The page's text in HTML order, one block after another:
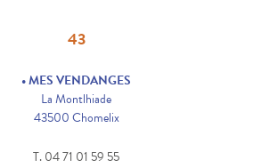
43
• MES VENDANGES
La Montlhiade
43500 Chomelix
T. 04 71 01 59 55